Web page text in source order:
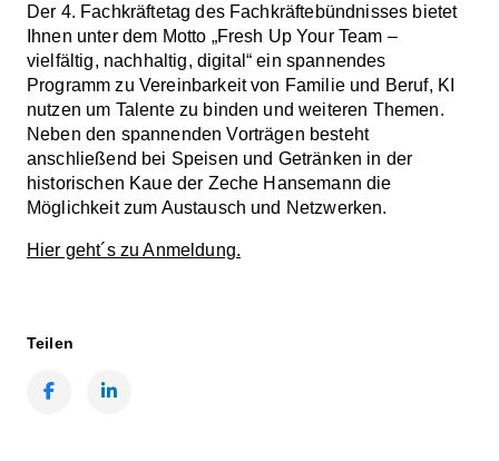
Der 4. Fachkräftetag des Fachkräftebündnisses bietet
Ihnen unter dem Motto „Fresh Up Your Team –
vielfältig, nachhaltig, digital“ ein spannendes
Programm zu Vereinbarkeit von Familie und Beruf, KI
nutzen um Talente zu binden und weiteren Themen.
Neben den spannenden Vorträgen besteht
anschließend bei Speisen und Getränken in der
historischen Kaue der Zeche Hansemann die
Möglichkeit zum Austausch und Netzwerken.
Hier geht´s zu Anmeldung.
Teilen